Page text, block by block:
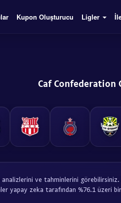
Kupon Oluşturucu Ligler
Caf Confederation
ve tahminlerini
yapay zeka tarafından %76.1 üzeri